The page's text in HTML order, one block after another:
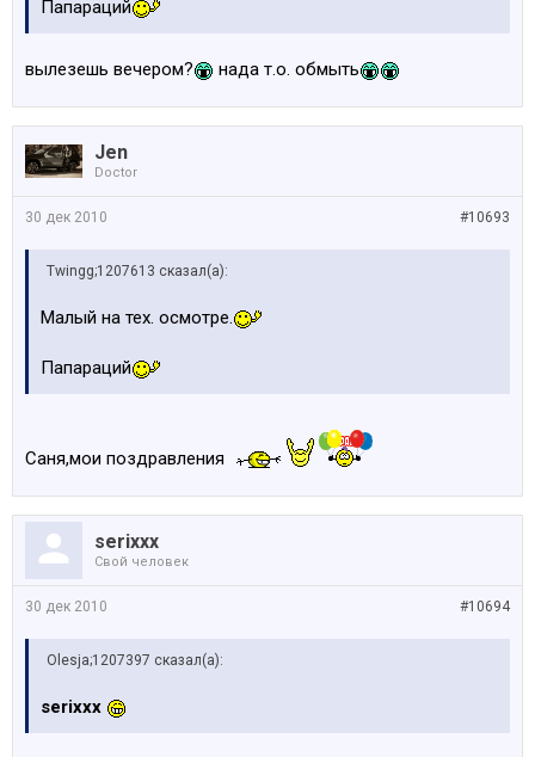
Папараций
вылезешь вечером? нада т.о. обмыть
Jen
Doctor
#10693
30 дек 2010
Twingg;1207613 сказал(а):
Малый на тех. осмотре.
Папараций
Саня,мои поздравления
serixxx
Свой человек
#10694
30 дек 2010
Olesja;1207397 сказал(а):
serixxx